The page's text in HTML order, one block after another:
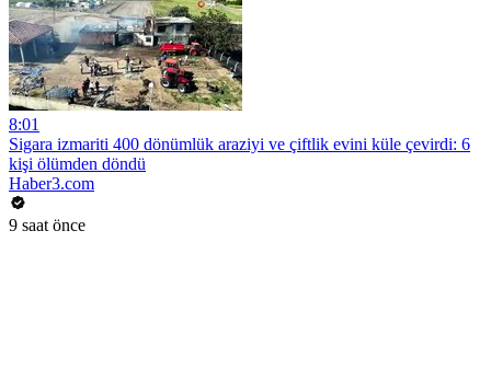
8:01
Sigara izmariti 400 dönümlük araziyi ve çiftlik evini küle çevirdi: 6
kişi ölümden döndü
Haber3.com
9 saat önce